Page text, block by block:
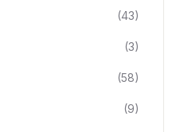
(43)
(3)
(58)
(9)